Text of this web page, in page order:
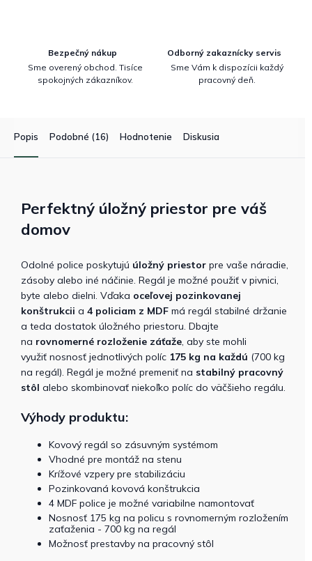
Bezpečný nákup
Sme overený obchod. Tisíce
spokojných zákazníkov.
Odborný zakaznícky servis
Sme Vám k dispozícii každý
pracovný deň.
Popis Podobné (16) Hodnotenie Diskusia
Perfektný úložný priestor pre váš
domov
Odolné police poskytujú úložný priestor pre vaše náradie,
zásoby alebo iné náčinie. Regál je možné použiť v pivnici,
byte alebo dielni. Vďaka oceľovej pozinkovanej
konštrukcii a 4 policiam z MDF má regál stabilné držanie
a teda dostatok úložného priestoru. Dbajte
na rovnomerné rozloženie záťaže , aby ste mohli
využiť nosnosť jednotlivých políc 175 kg na každú (700 kg
na regál). Regál je možné premeniť na stabilný pracovný
stôl alebo skombinovať niekoľko políc do väčšieho regálu.
Výhody produktu:
Kovový regál so zásuvným systémom
Vhodné pre montáž na stenu
Krížové vzpery pre stabilizáciu
Pozinkovaná kovová konštrukcia
4 MDF police je možné variabilne namontovať
​​Nosnosť 175 kg na policu s rovnomerným rozložením
zaťaženia - 700 kg na regál
Možnosť prestavby na pracovný stôl